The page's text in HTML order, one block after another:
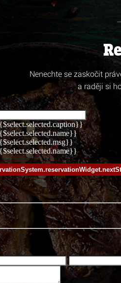
Nenechte se zaskočit
a raději si